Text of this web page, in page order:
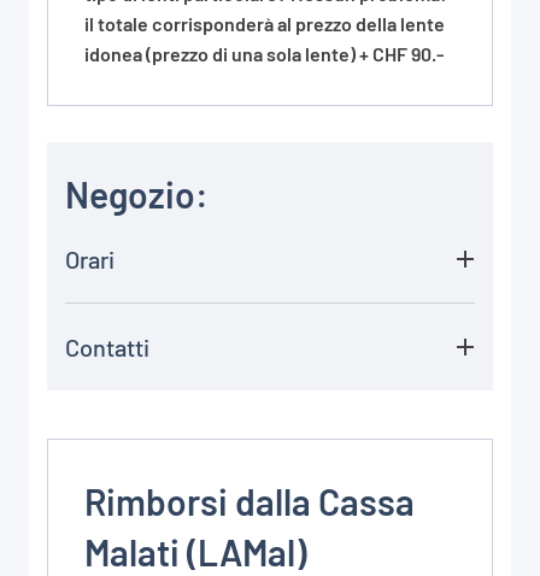
il totale corrisponderà al prezzo della lente
idonea (prezzo di una sola lente) + CHF 90.-
Negozio:
Orari
Contatti
Rimborsi dalla Cassa
Malati (LAMal)